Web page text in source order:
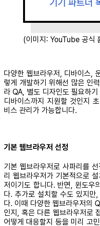
(이미지: YouTube 공식
다양한 웹브라우저, 디바이스,
렇게 개발하기 위해선 많은 인
라 QA, 별도 디자인도 필요하
디바이스까지 지원할 것인지
비스 관리가 가능합니다.
기본 웹브라우저 선정
기본 웹브라우저로 사파리를
리 웹브라우저가 기본적으로
저이기도 합니다. 반면, 윈도우
다. 추가로 설치할 수도 있지만
다. 이때 다양한 웹브라우저의
인지, 혹은 다른 웹브라우저로
어떻게 대응할지 등을 미리 고